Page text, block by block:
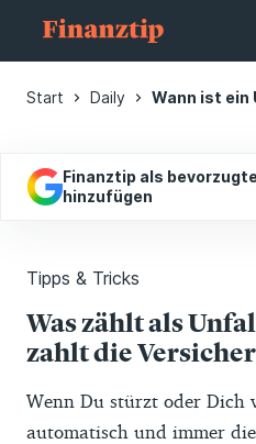
Start Daily Wann ist ein
Finanztip als
hinzufügen
Tipps & Tricks
Was zählt als
zahlt die
Wenn Du stürzt oder Dich
automatisch und immer